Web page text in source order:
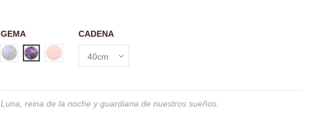
GEMA
Piedra Luna
AmatistaCuarzo Rosa
CADENA
Luna, reina de la noche y guardiana de nuestros sueños.